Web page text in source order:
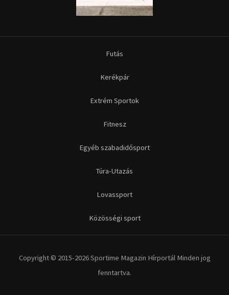
Futás
Kerékpár
Extrém Sportok
Fitnesz
Egyéb szabadidősport
Túra-Utazás
Lovassport
Közösségi sport
Copyright © 2015-2026 Sportime Magazin Hírportál Minden jog
fenntartva.